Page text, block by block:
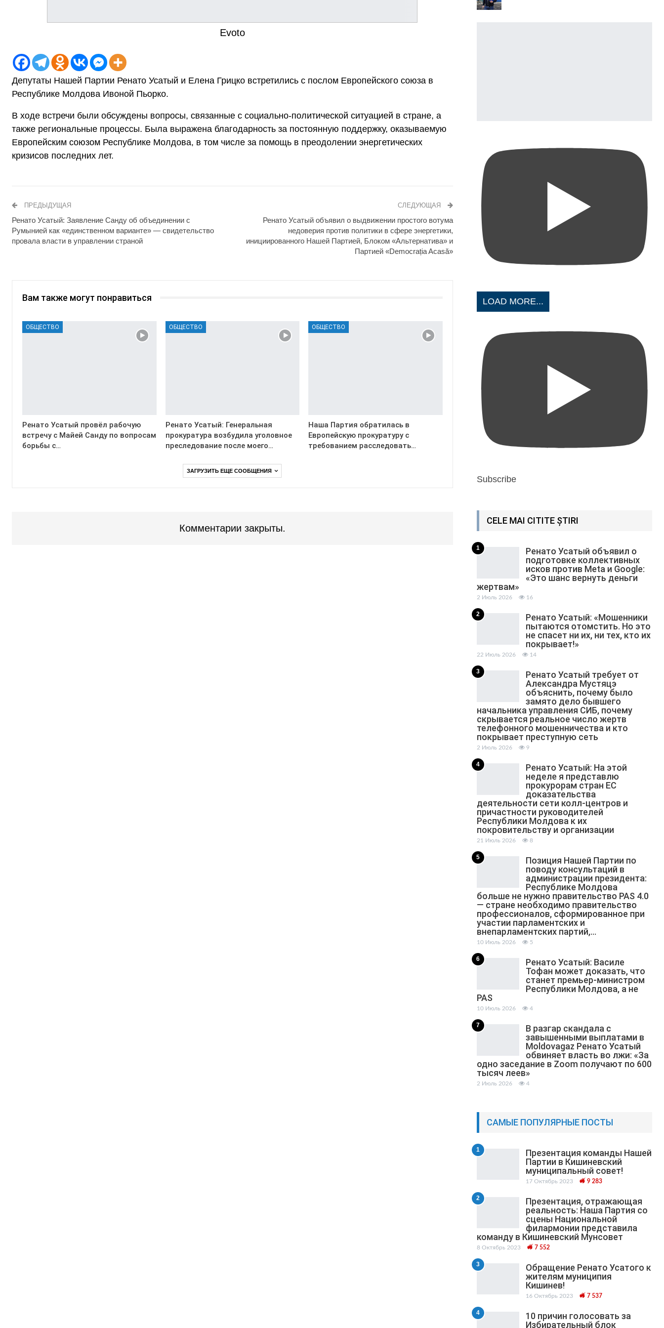
Evoto
Депутаты Нашей Партии Ренато Усатый и Елена Грицко встретились с послом Европейского союза в
Республике Молдова Ивоной Пьорко.
В ходе встречи были обсуждены вопросы, связанные с социально-политической ситуацией в стране, а
также региональные процессы. Была выражена благодарность за постоянную поддержку, оказываемую
Европейским союзом Республике Молдова, в том числе за помощь в преодолении энергетических
кризисов последних лет.
ПРЕДЫДУЩАЯ
Ренато Усатый: Заявление Санду об объединении с
Румынией как «единственном варианте» — свидетельство
провала власти в управлении страной
СЛЕДУЮЩАЯ
Ренато Усатый объявил о выдвижении простого вотума
недоверия против политики в сфере энергетики,
инициированного Нашей Партией, Блоком «Альтернатива» и
Партией «Democrația Acasă»
Вам также могут понравиться
ОБЩЕСТВО
Ренато Усатый провёл рабочую
встречу с Майей Санду по вопросам
борьбы с…
ОБЩЕСТВО
Ренато Усатый: Генеральная
прокуратура возбудила уголовное
преследование после моего…
ОБЩЕСТВО
Наша Партия обратилась в
Европейскую прокуратуру с
требованием расследовать…
ЗАГРУЗИТЬ ЕЩЕ СООБЩЕНИЯ
Комментарии закрыты.
LOAD MORE...
Subscribe
CELE MAI CITITE ȘTIRI
1
Ренато Усатый объявил о
подготовке коллективных
исков против Meta и Google:
«Это шанс вернуть деньги
жертвам»
2 Июль 2026 16
2
Ренато Усатый: «Мошенники
пытаются отомстить. Но это
не спасет ни их, ни тех, кто их
покрывает!»
22 Июль 2026 14
3
Ренато Усатый требует от
Александра Мустяцэ
объяснить, почему было
замято дело бывшего
начальника управления СИБ, почему
скрывается реальное число жертв
телефонного мошенничества и кто
покрывает преступную сеть
2 Июль 2026 9
4
Ренато Усатый: На этой
неделе я представлю
прокурорам стран ЕС
доказательства
деятельности сети колл-центров и
причастности руководителей
Республики Молдова к их
покровительству и организации
21 Июль 2026 8
5
Позиция Нашей Партии по
поводу консультаций в
администрации президента:
Республике Молдова
больше не нужно правительство PAS 4.0
— стране необходимо правительство
профессионалов, сформированное при
участии парламентских и
внепарламентских партий,…
10 Июль 2026 5
6
Ренато Усатый: Василе
Тофан может доказать, что
станет премьер-министром
Республики Молдова, а не
PAS
10 Июль 2026 4
7
В разгар скандала с
завышенными выплатами в
Moldovagaz Ренато Усатый
обвиняет власть во лжи: «За
одно заседание в Zoom получают по 600
тысяч леев»
2 Июль 2026 4
САМЫЕ ПОПУЛЯРНЫЕ ПОСТЫ
1
Презентация команды Нашей
Партии в Кишиневский
муниципальный cовет!
17 Октябрь 2023 9 283
2
Презентация, отражающая
реальность: Наша Партия со
сцены Национальной
филармонии представила
команду в Кишиневский Мунсовет
8 Октябрь 2023 7 552
3
Обращение Ренато Усатого к
жителям муниципия
Кишинев!
16 Октябрь 2023 7 537
4
10 причин голосовать за
Избирательный блок